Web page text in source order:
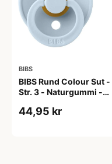
BIBS
BIBS Rund Colour Sut -
Str. 3 - Naturgummi -
44,95 kr